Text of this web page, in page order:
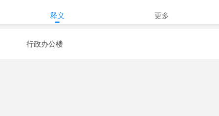
释义 更多
行政办公楼